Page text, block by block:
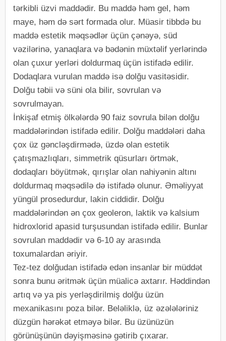
tərkibli üzvi maddədir. Bu maddə həm gel, həm
maye, həm də sərt formada olur. Müasir tibbdə bu
maddə estetik məqsədlər üçün çənəyə, süd
vəzilərinə, yanaqlara və bədənin müxtəlif yerlərində
olan çuxur yerləri doldurmaq üçün istifadə edilir.
Dodaqlara vurulan maddə isə dolğu vasitəsidir.
Dolğu təbii və süni ola bilir, sovrulan və
sovrulmayan.
İnkişaf etmiş ölkələrdə 90 faiz sovrula bilən dolğu
maddələrindən istifadə edilir. Dolğu maddələri daha
çox üz gəncləşdirmədə, üzdə olan estetik
çatışmazlıqları, simmetrik qüsurları örtmək,
dodaqları böyütmək, qırışlar olan nahiyənin altını
doldurmaq məqsədilə də istifadə olunur. Əməliyyat
yüngül prosedurdur, lakin ciddidir. Dolğu
maddələrindən ən çox geoleron, laktik və kalsium
hidroxlorid apasid turşusundan istifadə edilir. Bunlar
sovrulan maddədir və 6-10 ay arasında
toxumalardan əriyir.
Tez-tez dolğudan istifadə edən insanlar bir müddət
sonra bunu əritmək üçün müalicə axtarır. Həddindən
artıq və ya pis yerləşdirilmiş dolğu üzün
mexanikasını poza bilər. Beləliklə, üz əzələləriniz
düzgün hərəkət etməyə bilər. Bu üzünüzün
görünüşünün dəyişməsinə gətirib çıxarar.